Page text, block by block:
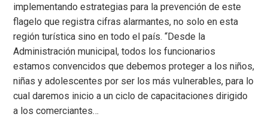
implementando estrategias para la prevención de este
flagelo que registra cifras alarmantes, no solo en esta
región turística sino en todo el país. “Desde la
Administración municipal, todos los funcionarios
estamos convencidos que debemos proteger a los niños,
niñas y adolescentes por ser los más vulnerables, para lo
cual daremos inicio a un ciclo de capacitaciones dirigido
a los comerciantes…